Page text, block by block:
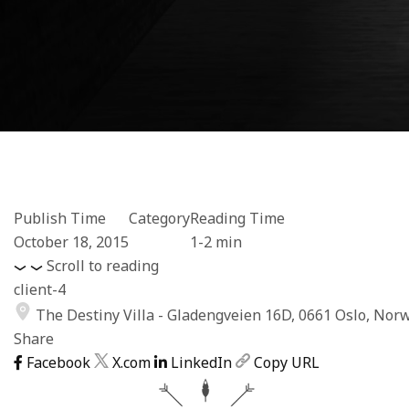
Publish Time
October 18, 2015
CategoryReading Time
1-2 min
Scroll to reading
client-4
The Destiny Villa - Gladengveien 16D, 0661 Oslo,
Share
Facebook
X.com LinkedIn Copy URL